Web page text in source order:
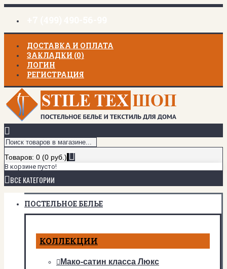
ДОСТАВКА И ОПЛАТА
ЗАКЛАДКИ (0)
ЛОГИН
РЕГИСТРАЦИЯ
Товаров: 0 (0 руб.)
В корзине пусто!
ВСЕ КАТЕГОРИИ
ПОСТЕЛЬНОЕ БЕЛЬЕ
КОЛЛЕКЦИИ
Мако-сатин класса Люкс